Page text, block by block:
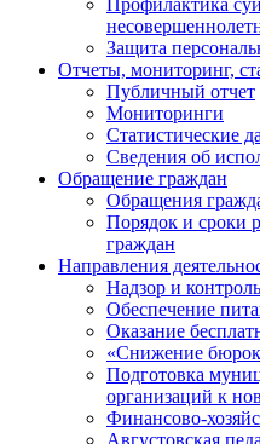
Профилактика
Защита
Отчеты, мониторинг,
Публичный отчет
Мониторинги
Статистические
Сведения об
Обращение граждан
Обращения
Порядок и сроки
граждан
Направления
Надзор и контроль
Обеспечение
Оказание
«Снижение
Подготовка
организаций к
Финансово-
Августовская